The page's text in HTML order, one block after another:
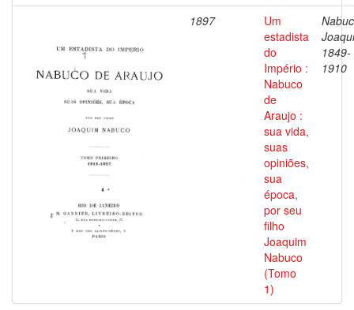
1897
Um
estadista
do
Império :
Nabuco
de
Araujo :
sua vida,
suas
opiniões,
sua
época,
por seu
filho
Joaquim
Nabuco
(Tomo
1)
1849-
1910